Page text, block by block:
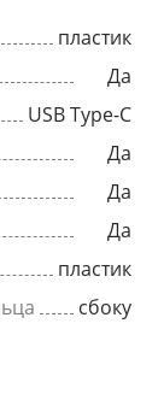
пластик
Да
USB Type-C
Да
Да
Да
пластик
сбоку